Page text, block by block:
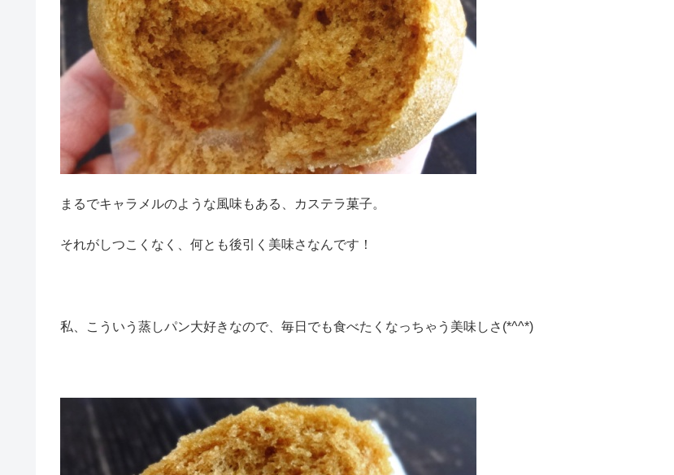
まるでキャラメルのような風味もある、カステラ菓子。
それがしつこくなく、何とも後引く美味さなんです！
私、こういう蒸しパン大好きなので、毎日でも食べたくなっちゃう美味しさ(*^^*)